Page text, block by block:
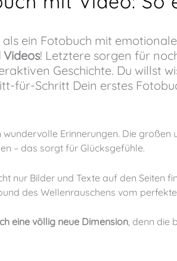
Videos! Letztere sorgen für
Geschichte. Du willst
für-Schritt Dein erstes
wundervolle Erinnerungen. Die
– das sorgt für Glücksgefühle.
des Wellenrauschens vom
eine völlig neue Dimension, denn die